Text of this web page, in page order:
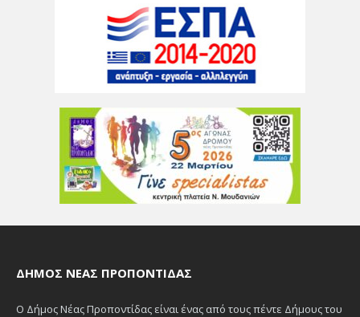
ΔΉΜΟΣ ΝΈΑΣ ΠΡΟΠΟΝΤΊΔΑΣ
Ο Δήμος Νέας Προποντίδας είναι ένας από τους πέντε Δήμους του